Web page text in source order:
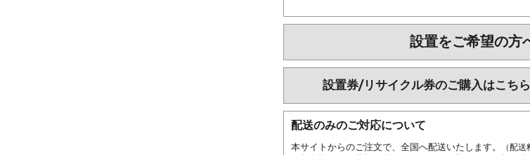
設置をご希望の方
設置券/リサイクル券のご購入はこち
配送のみのご対応について
本サイトからのご注文で、全国へ配送いたします。 （配